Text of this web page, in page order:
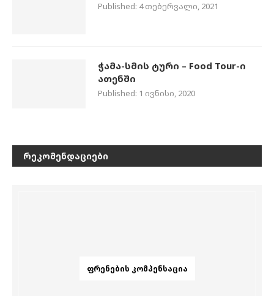
Published: 4 თებერვალი, 2021
ჭამა-სმის ტური – Food Tour-ი
ათენში
Published: 1 ივნისი, 2020
ᲠᲔᲙᲝᲛᲔᲜᲓᲐᲪᲘᲔᲑᲘ
ᲤᲠᲔᲜᲔᲑᲘᲡ ᲙᲝᲛᲞᲔᲜᲡᲐᲪᲘᲐ